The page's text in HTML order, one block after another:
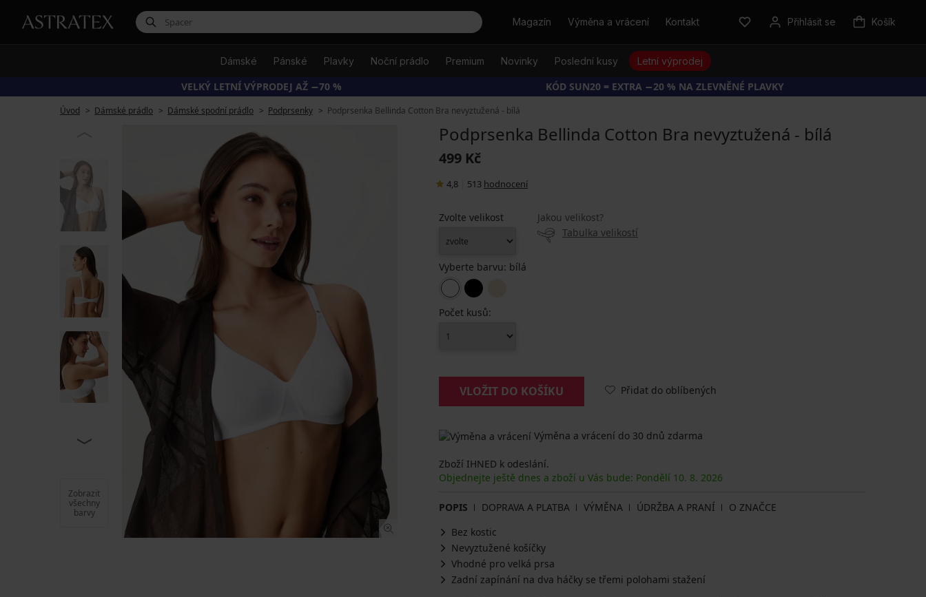
HledatMagazín Výměna a vrácení Kontakt Přihlásit se Košík
Dámské Pánské Plavky Noční prádlo Premium Novinky Poslední kusy Letní výprodej
VELKÝ LETNÍ VÝPRODEJ AŽ −70 % KÓD SUN20 = EXTRA −20 % NA ZLEVNĚNÉ PLAVKY
Úvod Dámské prádlo Dámské spodní prádlo Podprsenky Podprsenka Bellinda Cotton Bra nevyztužená - bílá
Zobrazit
všechny
barvy
Podprsenka Bellinda Cotton Bra nevyztužená - bílá
499 Kč
4,8 513 hodnocení
Zvolte velikost
Jakou velikost?
Tabulka velikostí
Vyberte barvu: bílá
Počet kusů:
VLOŽIT DO KOŠÍKU Přidat do oblíbených
Výměna a vrácení do 30 dnů zdarma
Zboží IHNED k odeslání.
Objednejte ještě dnes a zboží u Vás bude: Pondělí 10. 8. 2026
POPIS DOPRAVA A PLATBA VÝMĚNA ÚDRŽBA A PRANÍ
O ZNAČCE
Bez kostic
Nevyztužené košíčky
Vhodné pro velká prsa
Zadní zapínání na dva háčky se třemi polohami stažení